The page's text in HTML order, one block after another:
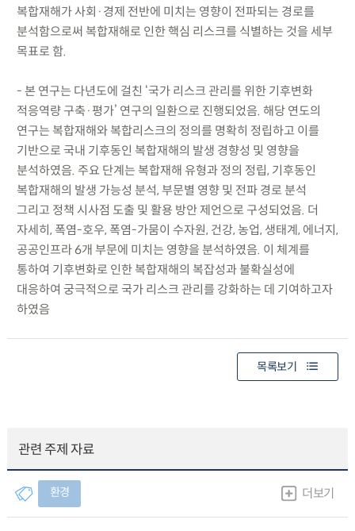
복합재해가 사회·경제 전반에 미치는 영향이 전파되는 경로를
분석함으로써 복합재해로 인한 핵심 리스크를 식별하는 것을 세부
목표로 함.
- 본 연구는 다년도에 걸친 ‘국가 리스크 관리를 위한 기후변화
적응역량 구축·평가’ 연구의 일환으로 진행되었음. 해당 연도의
연구는 복합재해와 복합리스크의 정의를 명확히 정립하고 이를
기반으로 국내 기후동인 복합재해의 발생 경향성 및 영향을
분석하였음. 주요 단계는 복합재해 유형과 정의 정립, 기후동인
복합재해의 발생 가능성 분석, 부문별 영향 및 전파 경로 분석
그리고 정책 시사점 도출 및 활용 방안 제언으로 구성되었음. 더
자세히, 폭염-호우, 폭염-가뭄이 수자원, 건강, 농업, 생태계, 에너지,
공공인프라 6개 부문에 미치는 영향을 분석하였음. 이 체계를
통하여 기후변화로 인한 복합재해의 복잡성과 불확실성에
대응하여 궁극적으로 국가 리스크 관리를 강화하는 데 기여하고자
하였음
목록보기
관련 주제 자료
환경 더보기